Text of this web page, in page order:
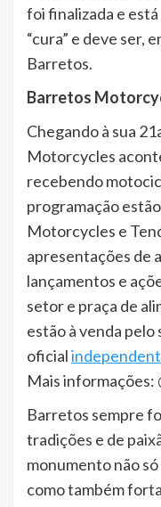
foi finalizada e
“cura” e deve ser,
Barretos.
Barretos
Chegando à sua
Motorcycles
recebendo
programação
Motorcycles e
apresentações de
lançamentos e
setor e praça de
estão à venda pelo
oficial
Mais
Barretos sempre
tradições e de
monumento não
como também